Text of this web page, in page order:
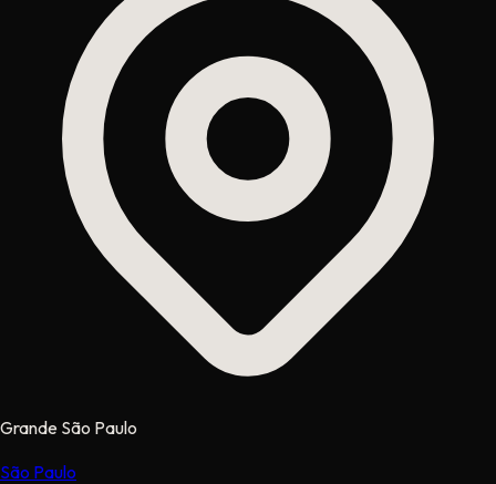
Grande São Paulo
São Paulo